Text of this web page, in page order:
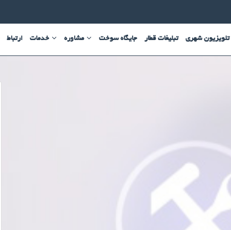
ارتباط خدمات مشاوره جایگاه سوخت تبلیغات قطار تلویزیون شهری